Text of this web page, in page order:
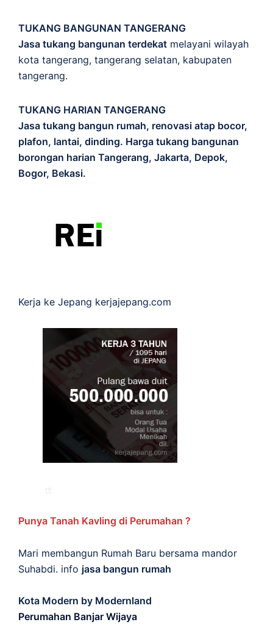
TUKANG BANGUNAN TANGERANG
Jasa tukang bangunan terdekat melayani wilayah
kota tangerang, tangerang selatan, kabupaten
tangerang.
TUKANG HARIAN TANGERANG
Jasa tukang bangun rumah, renovasi atap bocor,
plafon, lantai, dinding. Harga tukang bangunan
borongan harian Tangerang, Jakarta, Depok,
Bogor, Bekasi.
Kerja ke Jepang kerjajepang.com
Punya Tanah Kavling di Perumahan ?
Mari membangun Rumah Baru bersama mandor
Suhabdi. info jasa bangun rumah
Kota Modern by Modernland
Perumahan Banjar Wijaya